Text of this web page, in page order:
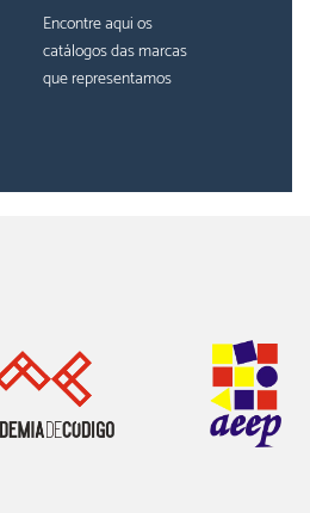
Encontre aqui os
catálogos das marcas
que representamos